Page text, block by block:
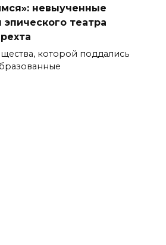
невыученные
театра
которой поддались